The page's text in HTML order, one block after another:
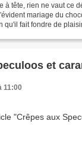
à tête, rien ne vaut ce
mariage du
qu'il fait fondre de
et
11:00